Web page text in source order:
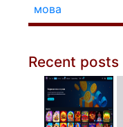
мова
Recent posts